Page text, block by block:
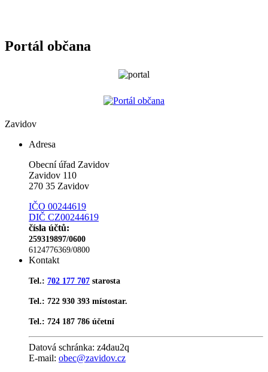
Portál občana
Zavidov
Adresa
Obecní úřad Zavidov
Zavidov 110
270 35 Zavidov
IČO 00244619
DIČ CZ00244619
čísla účtů:
259319897/0600
6124776369/0800
Kontakt
Tel.: 702 177 707 starosta
Tel.: 722 930 393 místostar.
Tel.: 724 187 786 účetní
Datová schránka: z4dau2q
E-mail: obec@zavidov.cz